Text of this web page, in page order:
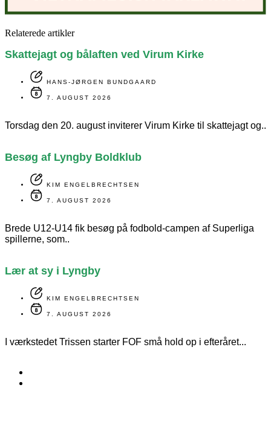
Relaterede artikler
Skattejagt og bålaften ved Virum Kirke
HANS-JØRGEN BUNDGAARD
7. AUGUST 2026
Torsdag den 20. august inviterer Virum Kirke til skattejagt og..
Besøg af Lyngby Boldklub
KIM ENGELBRECHTSEN
7. AUGUST 2026
Brede U12-U14 fik besøg på fodbold-campen af Superliga
spillerne, som..
Lær at sy i Lyngby
KIM ENGELBRECHTSEN
7. AUGUST 2026
I værkstedet Trissen starter FOF små hold op i efteråret...